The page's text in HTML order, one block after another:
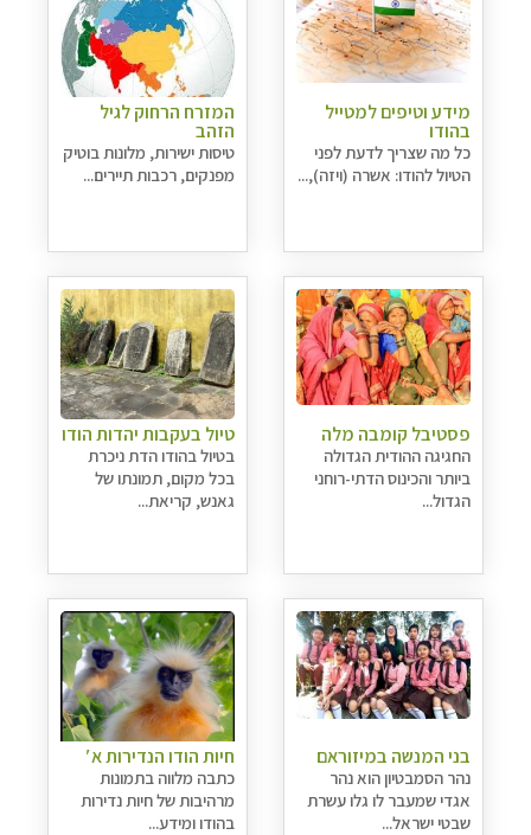
מידע וטיפים למטייל
בהודו
כל מה שצריך לדעת לפני
הטיול להודו: אשרה (ויזה),...
המזרח הרחוק לגיל
הזהב
טיסות ישירות, מלונות בוטיק
מפנקים, רכבות תיירים...
פסטיבל קומבה מלה
החגיגה ההודית הגדולה
ביותר והכינוס הדתי-רוחני
הגדול...
טיול בעקבות יהדות הודו
בטיול בהודו הדת ניכרת
בכל מקום, תמונתו של
גאנש, קריאת...
בני המנשה במיזוראם
נהר הסמבטיון הוא נהר
אגדי שמעבר לו גלו עשרת
שבטי ישראל...
חיות הודו הנדירות א′
כתבה מלווה בתמונות
מרהיבות של חיות נדירות
בהודו ומידע...